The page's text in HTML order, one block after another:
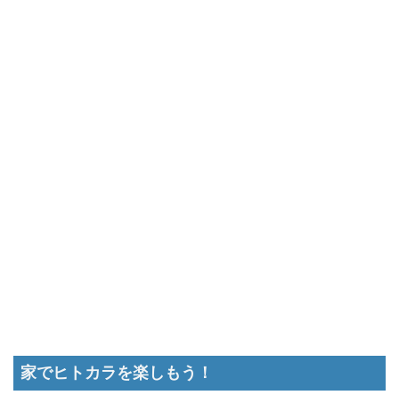
家でヒトカラを楽しもう！